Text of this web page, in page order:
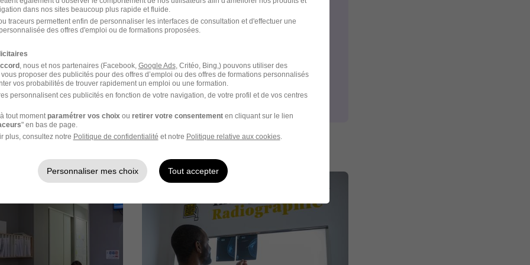
et mise en place du tutorat d'accueil
sur l'arrivée au bout d'une à deux semaine
à 6 semaine avec la chargé de recrutement et le tuteur
Imagerie en images
dans nos sites beaucoup plus rapide et fluide.
traceurs permettent enfin de personnaliser les interfaces de consultation et d'effectuer une
des offres d'emploi ou de formations proposées.
, nous et nos partenaires (Facebook, Google Ads, Critéo, Bing,) pouvons utiliser des
proposer des publicités pour des offres d’emploi ou des offres de formations personnalisés
vos probabilités de trouver rapidement un emploi ou une formation.
personnalisent ces publicités en fonction de votre navigation, de votre profil et de vos centres
tout moment paramétrer vos choix ou retirer votre consentementen cliquant sur le lien
" en bas de page.
plus, consultez notre Politique de confidentialité et notre Politique relative aux cookies.
Personnaliser mes choix Tout accepter